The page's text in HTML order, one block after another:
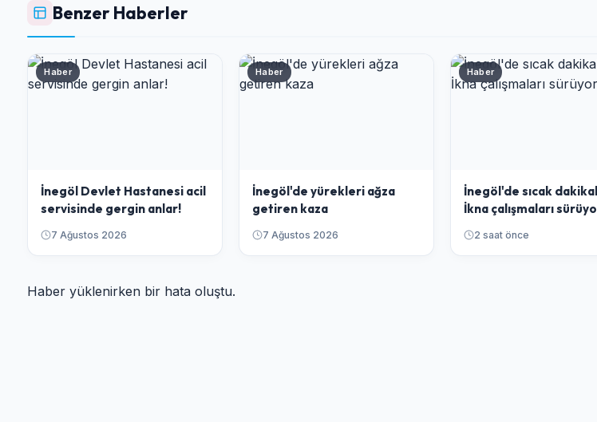
Benzer Haberler
Haber
İnegöl Devlet Hastanesi acil
servisinde gergin anlar!
7 Ağustos 2026
Haber
İnegöl'de yürekleri ağza
getiren kaza
7 Ağustos 2026
Haber
İnegöl'de sıcak
İkna çalışmaları
2 saat önce
Haber yüklenirken bir hata oluştu.